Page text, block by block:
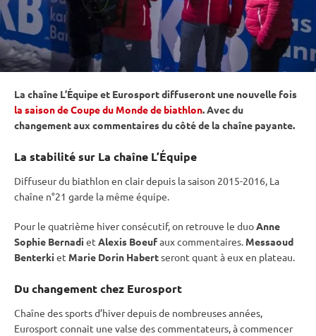
La chaîne L’Équipe et Eurosport diffuseront une nouvelle fois
la saison de Coupe du Monde de biathlon. Avec du
changement aux commentaires du côté de la chaîne payante.
La stabilité sur La chaîne L’Équipe
Diffuseur du biathlon en clair depuis la saison 2015-2016, La
chaîne n°21 garde la même équipe.
Pour le quatrième hiver consécutif, on retrouve le duoAnne
Sophie Bernadi et Alexis Boeufaux commentaires. Messaoud
Benterki et Marie Dorin Habertseront quant à eux en plateau.
Du changement chez Eurosport
Chaîne des sports d’hiver depuis de nombreuses années,
Eurosport connait une valse des commentateurs, à commencer